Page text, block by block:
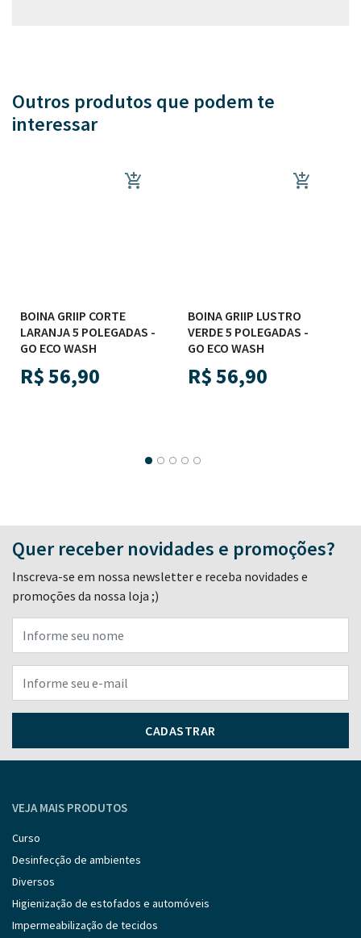
Outros produtos que podem te
interessar
BOINA GRIIP CORTE
LARANJA 5 POLEGADAS -
GO ECO WASH
R$56,90
BOINA GRIIP LUSTRO
VERDE 5 POLEGADAS -
GO ECO WASH
R$56,90
Quer receber novidades e promoções?
Inscreva-se em nossa newsletter e receba novidades e
promoções da nossa loja ;)
CADASTRAR
VEJA MAIS PRODUTOS
Curso
Desinfecção de ambientes
Diversos
Higienização de estofados e automóveis
Impermeabilização de tecidos